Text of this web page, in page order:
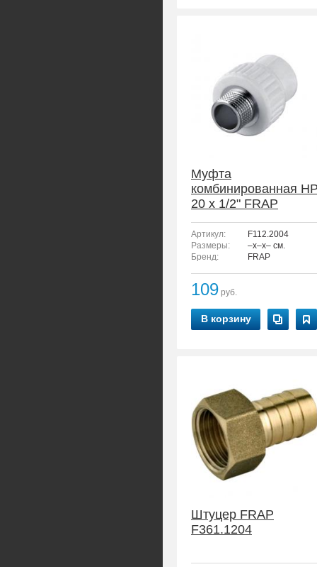
Муфта
комбинированная
20 x 1/2" FRAP
F112.2004
Артикул:
F112.2004
Размеры:
–x–x– см.
Бренд:
FRAP
109 руб.
В корзину
Штуцер FRAP
F361.1204